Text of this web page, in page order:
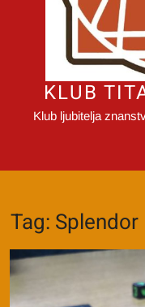
KLUB
Klub ljubitelja
Tag: Splendor